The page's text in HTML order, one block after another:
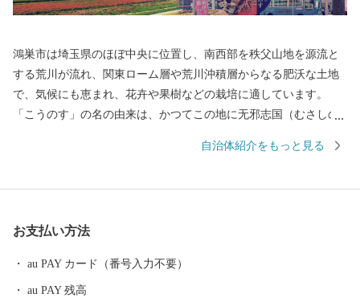
鴻巣市は埼玉県のほぼ中央に位置し、南西部を秩父山地を源流と
する荒川が流れ、関東ローム層や荒川沖積層からなる肥沃な土地
で、気候にも恵まれ、花卉や果樹などの栽培に適しています。
「こうのす」の名の由来は、かつてこの地に无邪志国（むさしの
転じ、後に「鴻（こうのとり）伝説」から「鴻巣」の字を当てる
して栄え、380年余の伝統を誇る「ひな人形のまち」として、また
ました。 現在では首都圏50キロメートル圏内という地理的条件に
自治体紹介をもっと見る
お支払い方法
au PAY カード（番号入力不要）
au PAY 残高